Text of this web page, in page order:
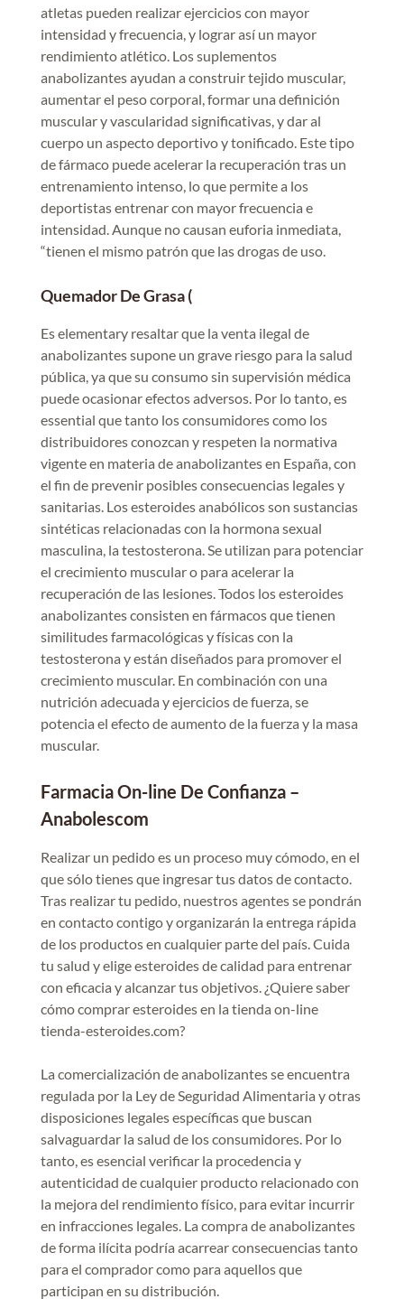
atletas pueden realizar ejercicios con mayor
intensidad y frecuencia, y lograr así un mayor
rendimiento atlético. Los suplementos
anabolizantes ayudan a construir tejido muscular,
aumentar el peso corporal, formar una definición
muscular y vascularidad significativas, y dar al
cuerpo un aspecto deportivo y tonificado. Este tipo
de fármaco puede acelerar la recuperación tras un
entrenamiento intenso, lo que permite a los
deportistas entrenar con mayor frecuencia e
intensidad. Aunque no causan euforia inmediata,
“tienen el mismo patrón que las drogas de uso.
Quemador De Grasa (
Es elementary resaltar que la venta ilegal de
anabolizantes supone un grave riesgo para la salud
pública, ya que su consumo sin supervisión médica
puede ocasionar efectos adversos. Por lo tanto, es
essential que tanto los consumidores como los
distribuidores conozcan y respeten la normativa
vigente en materia de anabolizantes en España, con
el fin de prevenir posibles consecuencias legales y
sanitarias. Los esteroides anabólicos son sustancias
sintéticas relacionadas con la hormona sexual
masculina, la testosterona. Se utilizan para potenciar
el crecimiento muscular o para acelerar la
recuperación de las lesiones. Todos los esteroides
anabolizantes consisten en fármacos que tienen
similitudes farmacológicas y físicas con la
testosterona y están diseñados para promover el
crecimiento muscular. En combinación con una
nutrición adecuada y ejercicios de fuerza, se
potencia el efecto de aumento de la fuerza y la masa
muscular.
Farmacia On-line De Confianza –
Anabolescom
Realizar un pedido es un proceso muy cómodo, en el
que sólo tienes que ingresar tus datos de contacto.
Tras realizar tu pedido, nuestros agentes se pondrán
en contacto contigo y organizarán la entrega rápida
de los productos en cualquier parte del país. Cuida
tu salud y elige esteroides de calidad para entrenar
con eficacia y alcanzar tus objetivos. ¿Quiere saber
cómo comprar esteroides en la tienda on-line
tienda-esteroides.com?
La comercialización de anabolizantes se encuentra
regulada por la Ley de Seguridad Alimentaria y otras
disposiciones legales específicas que buscan
salvaguardar la salud de los consumidores. Por lo
tanto, es esencial verificar la procedencia y
autenticidad de cualquier producto relacionado con
la mejora del rendimiento físico, para evitar incurrir
en infracciones legales. La compra de anabolizantes
de forma ilícita podría acarrear consecuencias tanto
para el comprador como para aquellos que
participan en su distribución.